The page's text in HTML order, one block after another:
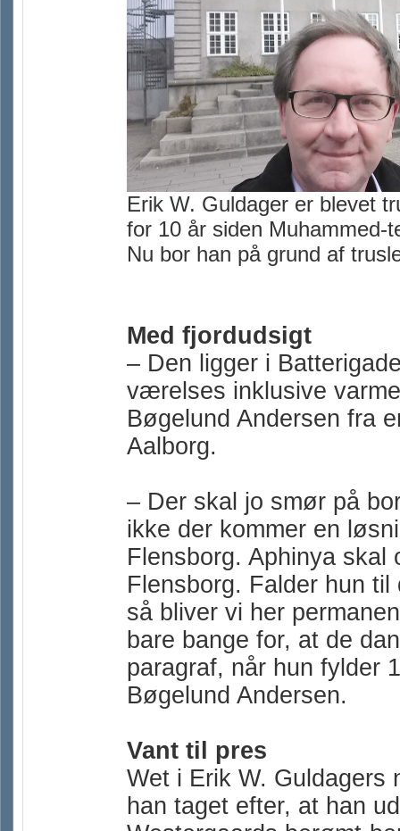
Erik W. Guldager er blevet
for 10 år siden Muhammed-
Nu bor han på grund af
Med fjordudsigt
– Den ligger i
værelses inklusive
Bøgelund Andersen fra
Aalborg.
– Der skal jo smør på
ikke der kommer en
Flensborg. Aphinya skal
Flensborg. Falder hun
så bliver vi her
bare bange for, at de
paragraf, når hun fylder
Bøgelund Andersen.
Vant til pres
Wet i Erik W. Guldagers
han taget efter, at han